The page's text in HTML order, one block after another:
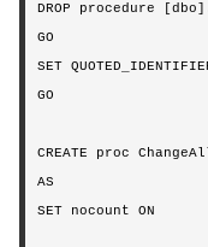
DROP procedure
GO
SET
GO
CREATE proc
AS
SET nocount ON